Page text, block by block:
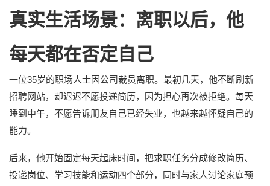
真实生活场景：离职以后，他
每天都在否定自己
一位35岁的职场人士因公司裁员离职。最初几天，他不断刷新
招聘网站，却迟迟不愿投递简历，因为担心再次被拒绝。每天
睡到中午，不愿告诉朋友自己已经失业，也越来越怀疑自己的
能力。
后来，他开始固定每天起床时间，把求职任务分成修改简历、
投递岗位、学习技能和运动四个部分，同时与家人讨论家庭预